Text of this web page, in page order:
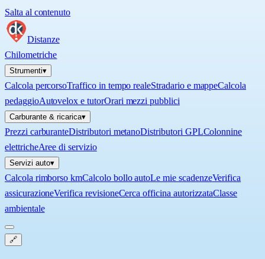
Salta al contenuto
Distanze
Chilometriche
Strumenti▾
Calcola percorsoTraffico in tempo realeStradario e mappeCalcola
pedaggioAutovelox e tutorOrari mezzi pubblici
Carburante & ricarica▾
Prezzi carburanteDistributori metanoDistributori GPLColonnine
elettricheAree di servizio
Servizi auto▾
Calcola rimborso kmCalcolo bollo autoLe mie scadenzeVerifica
assicurazioneVerifica revisioneCerca officina autorizzataClasse
ambientale
🔗